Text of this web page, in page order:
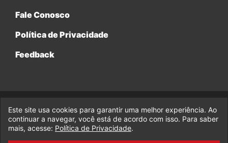
Fale Conosco
Política de Privacidade
Feedback
© 2017-2026 Legado da Marvel, uma empresa da Legado
Enterprises.
Este site usa cookies para garantir uma melhor experiência. Ao
continuar a navegar, você está de acordo com isso. Para saber
mais, acesse: Política de Privacidade.